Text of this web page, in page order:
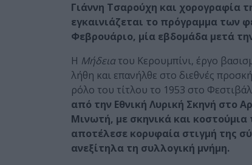
Γιάννη Τσαρούχη και χορογραφία
εγκαινιάζεται το πρόγραμμα των
Φεβρουάριο, μία εβδομάδα μετά
Η Μήδεια του Κερουμπίνι, έργο
λήθη και επανήλθε στο διεθνές
ρόλο του τίτλου το 1953 στο
από την Εθνική Λυρική Σκηνή στο
Μινωτή, με σκηνικά και
αποτέλεσε κορυφαία στιγμή της
ανεξίτηλα τη συλλογική μνήμη.